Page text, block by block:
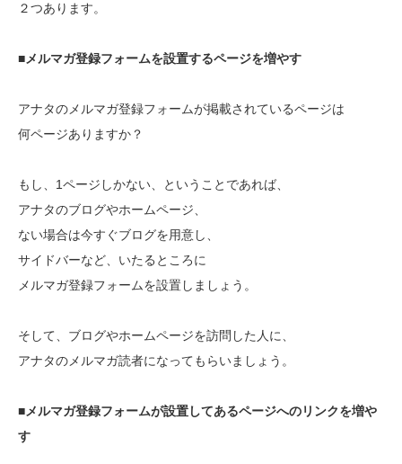
２つあります。
■メルマガ登録フォームを設置するページを増やす
アナタのメルマガ登録フォームが掲載されているページは
何ページありますか？
もし、1ページしかない、ということであれば、
アナタのブログやホームページ、
ない場合は今すぐブログを用意し、
サイドバーなど、いたるところに
メルマガ登録フォームを設置しましょう。
そして、ブログやホームページを訪問した人に、
アナタのメルマガ読者になってもらいましょう。
■メルマガ登録フォームが設置してあるページへのリンクを増や
す